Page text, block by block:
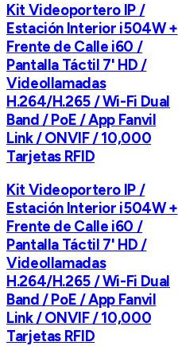
Kit Videoportero IP /
Estación Interior i504W +
Frente de Calle i60 /
Pantalla Táctil 7' HD /
Videollamadas
H.264/H.265 / Wi-Fi Dual
Band / PoE / App Fanvil
Link / ONVIF / 10,000
Tarjetas RFID
Kit Videoportero IP /
Estación Interior i504W +
Frente de Calle i60 /
Pantalla Táctil 7' HD /
Videollamadas
H.264/H.265 / Wi-Fi Dual
Band / PoE / App Fanvil
Link / ONVIF / 10,000
Tarjetas RFID